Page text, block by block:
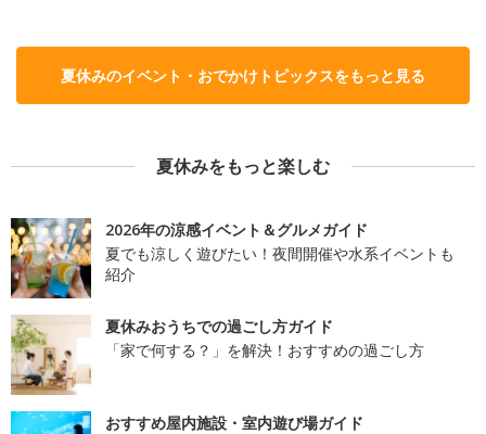
夏休みのイベント・おでかけトピックスをもっと見る
夏休みをもっと楽しむ
2026年の涼感イベント＆グルメガイド
夏でも涼しく遊びたい！夜間開催や水系イベントも
紹介
夏休みおうちでの過ごし方ガイド
「家で何する？」を解決！おすすめの過ごし方
おすすめ屋内施設・室内遊び場ガイド